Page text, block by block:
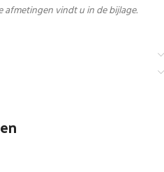
afmetingen vindt u in de bijlage.